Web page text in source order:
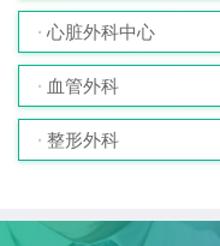
心脏外科中心
血管外科
整形外科